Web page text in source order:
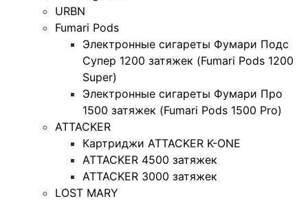
URBN
Fumari Pods
Электронные сигареты Фумари Подс
Супер 1200 затяжек (Fumari Pods 1200
Super)
Электронные сигареты Фумари Про
1500 затяжек (Fumari Pods 1500 Pro)
ATTACKER
Картриджи ATTACKER K-ONE
ATTACKER 4500 затяжек
ATTACKER 3000 затяжек
LOST MARY